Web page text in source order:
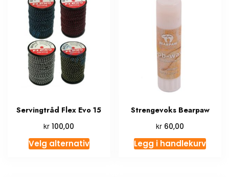
Servingtråd Flex Evo 15
kr 100,00
Velg alternativ
Strengevoks Bearpaw
kr 60,00
Legg i handlekurv